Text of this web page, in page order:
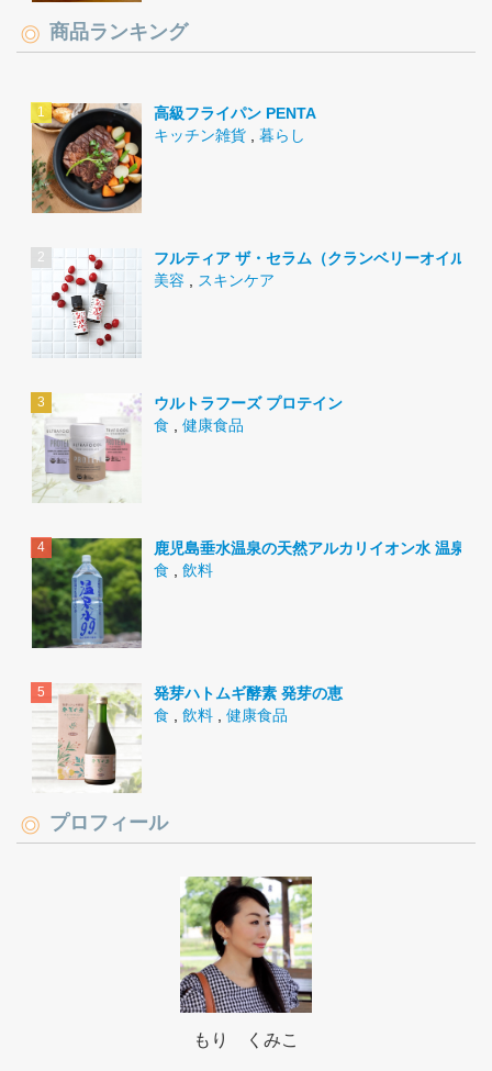
商品ランキング
高級フライパン PENTA
キッチン雑貨
暮らし
フルティア ザ・セラム（クランベリーオイル）
美容
スキンケア
ウルトラフーズ プロテイン
食
健康食品
鹿児島垂水温泉の天然アルカリイオン水 温泉水
食
飲料
発芽ハトムギ酵素 発芽の恵
食
飲料 健康食品
プロフィール
もり くみこ